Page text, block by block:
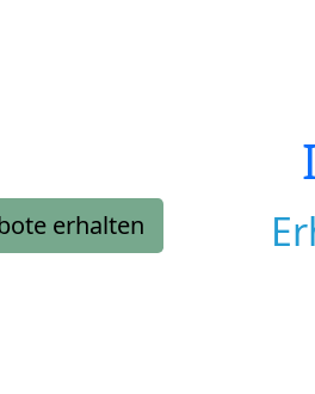
erhalten